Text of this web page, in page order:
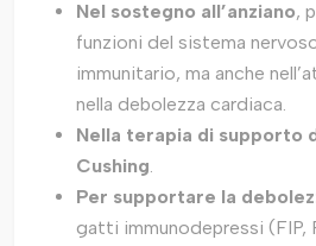
Nel sostegno all’anziano,
funzioni del sistema
immunitario, ma anche
nella debolezza cardiaca.
Nella terapia di supporto
Cushing.
Per supportare la
gatti immunodepressi (FIP,